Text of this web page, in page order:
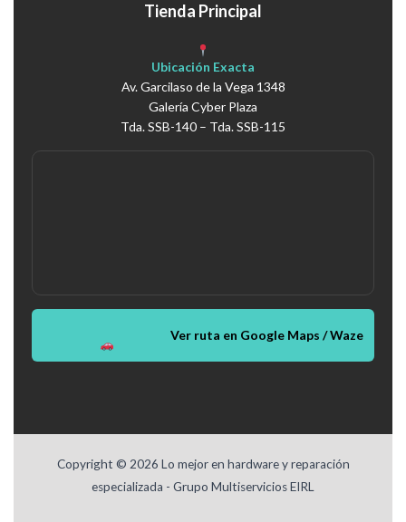
Tienda Principal
Ubicación Exacta
Av. Garcilaso de la Vega 1348
Galería Cyber Plaza
Tda. SSB-140 – Tda. SSB-115
Ver ruta en Google Maps / Waze
Copyright © 2026 Lo mejor en hardware y reparación
especializada - Grupo Multiservicios EIRL